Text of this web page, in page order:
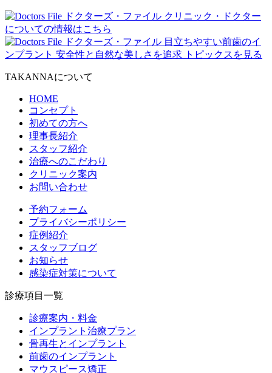
TAKANNAについて
HOME
コンセプト
初めての方へ
理事長紹介
スタッフ紹介
治療へのこだわり
クリニック案内
お問い合わせ
予約フォーム
プライバシーポリシー
症例紹介
スタッフブログ
お知らせ
感染症対策について
診療項目一覧
診療案内・料金
インプラント治療プラン
骨再生とインプラント
前歯のインプラント
マウスピース矯正